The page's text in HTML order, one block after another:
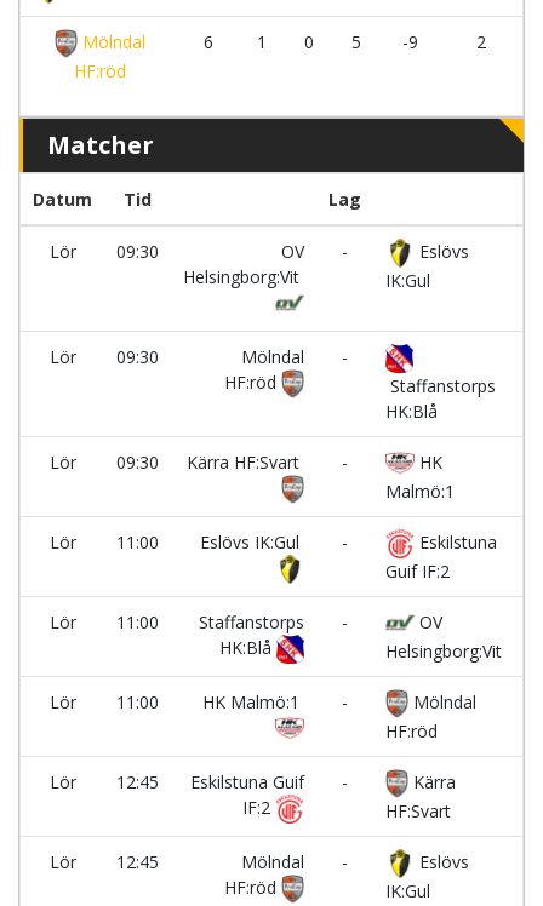
Mölndal
HF:röd
6 1 0 5 -9 2
Matcher
Datum Tid Lag
Lör 09:30
OV
Helsingborg:Vit
-
Eslövs
IK:Gul
Lör 09:30
Mölndal
HF:röd
-
Staffanstorps
HK:Blå
Lör 09:30 Kärra HF:Svart -
HK
Malmö:1
Lör 11:00 Eslövs IK:Gul -
Eskilstuna
Guif IF:2
Lör 11:00
Staffanstorps
HK:Blå
-
OV
Helsingborg:Vit
Lör 11:00 HK Malmö:1 -
Mölndal
HF:röd
Lör 12:45
Eskilstuna Guif
IF:2
-
Kärra
HF:Svart
Lör 12:45
Mölndal
HF:röd
-
Eslövs
IK:Gul